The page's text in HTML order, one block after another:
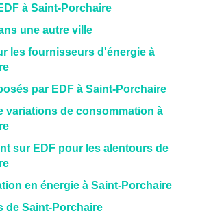
à Saint-Porchaire
une autre ville
les fournisseurs d'énergie à
par EDF à Saint-Porchaire
variations de consommation à
sur EDF pour les alentours de
en énergie à Saint-Porchaire
de Saint-Porchaire